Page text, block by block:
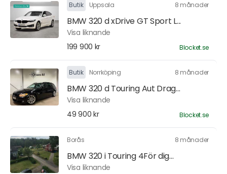
Butik Uppsala 8 månader
BMW 320 d xDrive GT Sport L...
Visa liknande
199 900 kr
Blocket.se
Butik Norrköping 8 månader
BMW 320 d Touring Aut Drag...
Visa liknande
49 900 kr
Blocket.se
Borås 8 månader
BMW 320 i Touring 4För dig...
Visa liknande